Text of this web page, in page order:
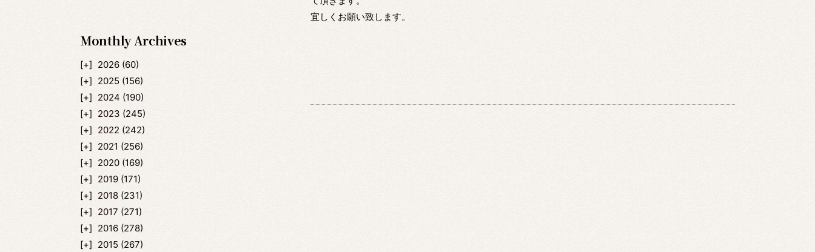
Monthly Archives
2026 (60)
2025 (156)
2024 (190)
2023 (245)
2022 (242)
2021 (256)
2020 (169)
2019 (171)
2018 (231)
2017 (271)
2016 (278)
2015 (267)
宜しくお願い致します。